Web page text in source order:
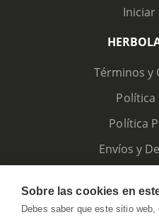
Iniciar
Términos y
Política
Política
Envíos y
Sobre las cookies en
Debes saber que este sitio